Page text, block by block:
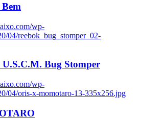
wp-
04/reebok_bug_stomper_02-
U.S.C.M. Bug Stomper
wp-
04/oris-x-momotaro-13-335x256.jpg